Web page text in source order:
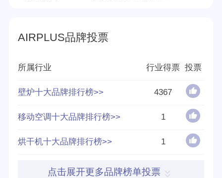
AIRPLUS品牌投票
所属行业 行业得票 投票
壁炉十大品牌排行榜>> 4367
移动空调十大品牌排行榜>> 1
烘干机十大品牌排行榜>> 1
点击展开更多品牌榜单投票